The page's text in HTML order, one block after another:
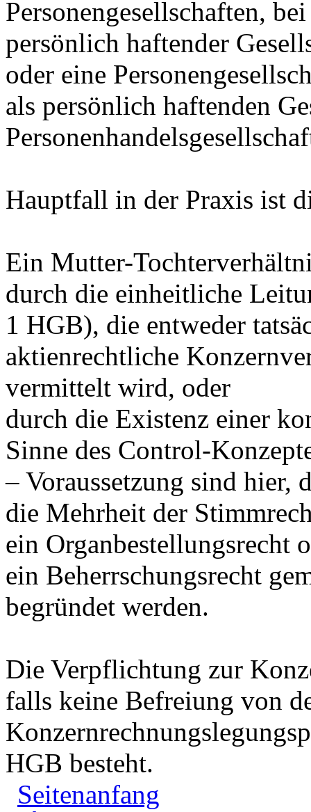
Personengesellschaften,
persönlich haftender
oder eine
als persönlich haftenden
Hauptfall in der Praxis ist
Ein Mutter-
durch die einheitliche
1 HGB), die entweder
aktienrechtliche
vermittelt wird, oder
durch die Existenz einer
Sinne des Control-
– Voraussetzung sind hier,
die Mehrheit der
ein Organbestellungsrecht
ein Beherrschungsrecht
begründet werden.
Die Verpflichtung zur
falls keine Befreiung von
HGB besteht.
Seitenanfang